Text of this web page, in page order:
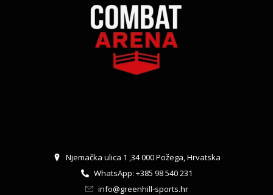
Njemačka ulica 1 ,34 000 Požega, Hrvatska
WhatsApp: +385 98 540 231
info@greenhill-sports.hr